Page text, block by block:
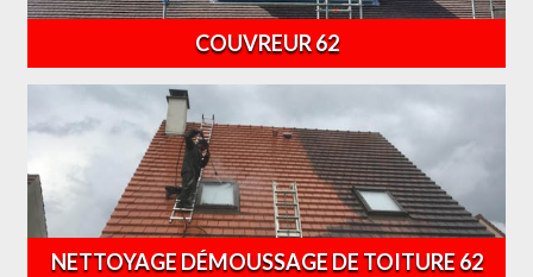
COUVREUR 62
NETTOYAGE DÉMOUSSAGE DE TOITURE 62